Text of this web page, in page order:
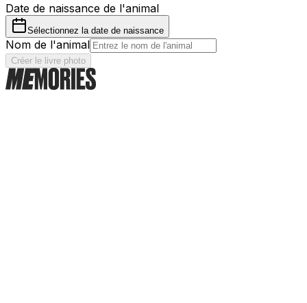
Date de naissance de l'animal
Sélectionnez la date de naissance
Nom de l'animal
Créer le livre photo